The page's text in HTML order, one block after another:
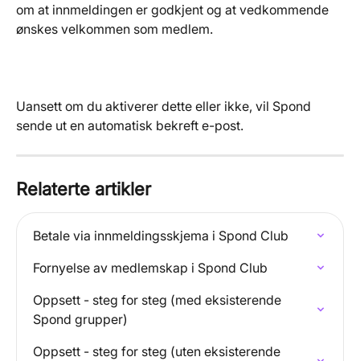
om at innmeldingen er godkjent og at vedkommende
ønskes velkommen som medlem.
Uansett om du aktiverer dette eller ikke, vil Spond
sende ut en automatisk bekreft e-post.
Relaterte artikler
Betale via innmeldingsskjema i Spond Club
Fornyelse av medlemskap i Spond Club
Oppsett - steg for steg (med eksisterende
Spond grupper)
Oppsett - steg for steg (uten eksisterende